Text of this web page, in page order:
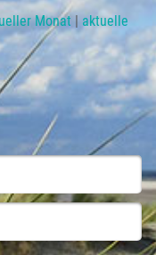
Monat
aktuelle